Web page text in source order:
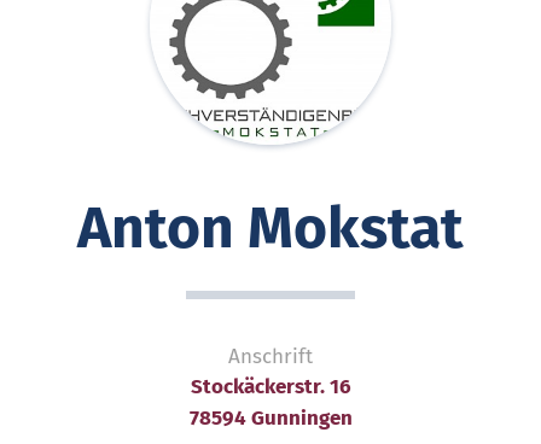
Anton Mokstat
Anschrift
Stockäckerstr. 16
78594 Gunningen